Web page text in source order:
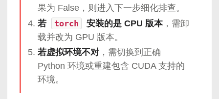
果为 False，则进入下一步细化排查。
若
torch 安装的是 CPU 版本，需卸
载并改为 GPU 版本。
若虚拟环境不对 ，需切换到正确
Python 环境或重建包含 CUDA 支持的
环境。